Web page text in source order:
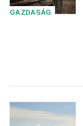
GAZDASÁG